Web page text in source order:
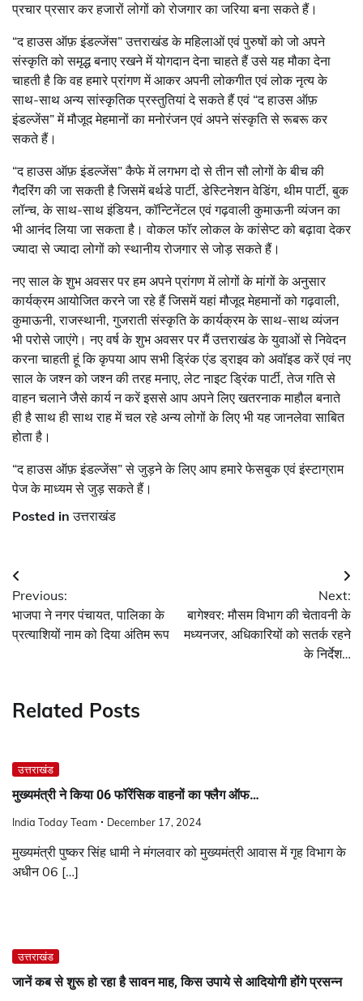
प्रचार प्रसार कर हजारों लोगों को रोजगार का जरिया बना सकते हैं।
“द हाउस ऑफ़ इंडल्जेंस” उत्तराखंड के महिलाओं एवं पुरुषों को जो अपने
संस्कृति को समृद्ध बनाए रखने में योगदान देना चाहते हैं उसे यह मौका देना
चाहती है कि वह हमारे प्रांगण में आकर अपनी लोकगीत एवं लोक नृत्य के
साथ-साथ अन्य सांस्कृतिक प्रस्तुतियां दे सकते हैं एवं “द हाउस ऑफ़
इंडल्जेंस” में मौजूद मेहमानों का मनोरंजन एवं अपने संस्कृति से रूबरू कर
सकते हैं।
“द हाउस ऑफ़ इंडल्जेंस” कैफे में लगभग दो से तीन सौ लोगों के बीच की
गैदरिंग की जा सकती है जिसमें बर्थडे पार्टी, डेस्टिनेशन वेडिंग, थीम पार्टी, बुक
लॉन्च, के साथ-साथ इंडियन, कॉन्टिनेंटल एवं गढ़वाली कुमाऊनी व्यंजन का
भी आनंद लिया जा सकता है। वोकल फॉर लोकल के कांसेप्ट को बढ़ावा देकर
ज्यादा से ज्यादा लोगों को स्थानीय रोजगार से जोड़ सकते हैं।
नए साल के शुभ अवसर पर हम अपने प्रांगण में लोगों के मांगों के अनुसार
कार्यक्रम आयोजित करने जा रहे हैं जिसमें यहां मौजूद मेहमानों को गढ़वाली,
कुमाऊनी, राजस्थानी, गुजराती संस्कृति के कार्यक्रम के साथ-साथ व्यंजन
भी परोसे जाएंगे। नए वर्ष के शुभ अवसर पर मैं उत्तराखंड के युवाओं से निवेदन
करना चाहती हूं कि कृपया आप सभी ड्रिंक एंड ड्राइव को अवॉइड करें एवं नए
साल के जश्न को जश्न की तरह मनाए, लेट नाइट ड्रिंक पार्टी, तेज गति से
वाहन चलाने जैसे कार्य न करें इससे आप अपने लिए खतरनाक माहौल बनाते
ही है साथ ही साथ राह में चल रहे अन्य लोगों के लिए भी यह जानलेवा साबित
होता है।
“द हाउस ऑफ़ इंडल्जेंस” से जुड़ने के लिए आप हमारे फेसबुक एवं इंस्टाग्राम
पेज के माध्यम से जुड़ सकते हैं।
Posted inउत्तराखंड
Post
navigation
Previous:
भाजपा ने नगर पंचायत, पालिका के
प्रत्याशियों नाम को दिया अंतिम रूप
Next:
बागेश्वर: मौसम विभाग की चेतावनी के
मध्यनजर, अधिकारियों को सतर्क रहने
के निर्देश…
Related Posts
उत्तराखंड
मुख्यमंत्री ने किया 06 फॉरेंसिक वाहनों का फ्लैग ऑफ…
India Today Team December 17, 2024
मुख्यमंत्री पुष्कर सिंह धामी ने मंगलवार को मुख्यमंत्री आवास में गृह विभाग के
अधीन 06 […]
उत्तराखंड
जानें कब से शुरू हो रहा है सावन माह, किस उपाये से आदियोगी होंगे प्रसन्न